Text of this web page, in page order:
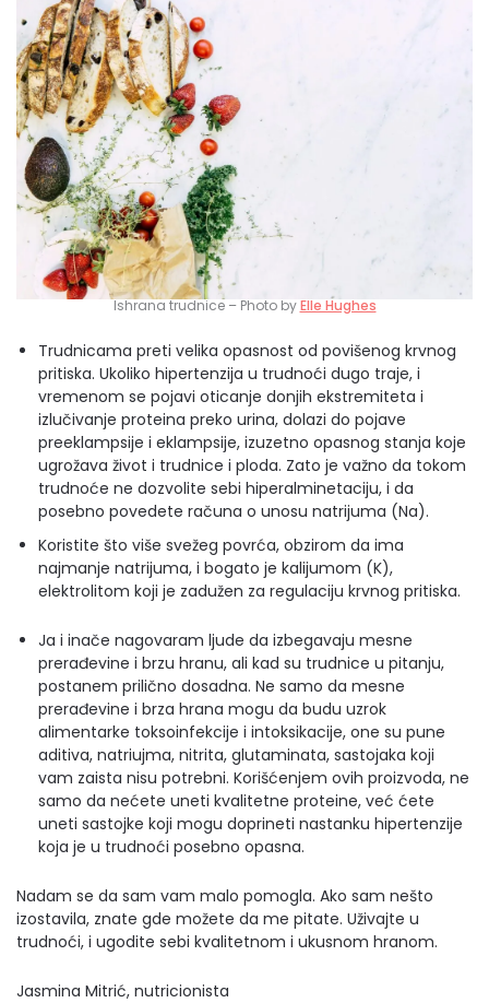
Ishrana trudnice – Photo byElle Hughes
Trudnicama preti velika opasnost od povišenog krvnog
pritiska. Ukoliko hipertenzija u trudnoći dugo traje, i
vremenom se pojavi oticanje donjih ekstremiteta i
izlučivanje proteina preko urina, dolazi do pojave
preeklampsije i eklampsije, izuzetno opasnog stanja koje
ugrožava život i trudnice i ploda. Zato je važno da tokom
trudnoće ne dozvolite sebi hiperalminetaciju, i da
posebno povedete računa o unosu natrijuma (Na).
Koristite što više svežeg povrća, obzirom da ima
najmanje natrijuma, i bogato je kalijumom (K),
elektrolitom koji je zadužen za regulaciju krvnog pritiska.
Ja i inače nagovaram ljude da izbegavaju mesne
prerađevine i brzu hranu, ali kad su trudnice u pitanju,
postanem prilično dosadna. Ne samo da mesne
prerađevine i brza hrana mogu da budu uzrok
alimentarke toksoinfekcije i intoksikacije, one su pune
aditiva, natriujma, nitrita, glutaminata, sastojaka koji
vam zaista nisu potrebni. Korišćenjem ovih proizvoda, ne
samo da nećete uneti kvalitetne proteine, već ćete
uneti sastojke koji mogu doprineti nastanku hipertenzije
koja je u trudnoći posebno opasna.
Nadam se da sam vam malo pomogla. Ako sam nešto
izostavila, znate gde možete da me pitate. Uživajte u
trudnoći, i ugodite sebi kvalitetnom i ukusnom hranom.
Jasmina Mitrić, nutricionista